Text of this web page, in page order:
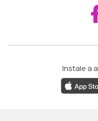
Instale a